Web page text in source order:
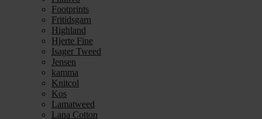
Footprints
Fritidsgarn
Highland
Hjerte Fine
Isager Tweed
Jensen
kamma
Knitcol
Kos
Lamatweed
Lana Cotton